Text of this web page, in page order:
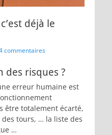
déjà le
commentaires
des risques ?
erreur humaine est
être totalement écarté,
tours, … la liste des
…